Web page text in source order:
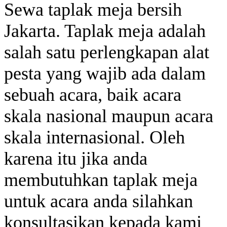
Sewa taplak meja bersih
Jakarta. Taplak meja adalah
salah satu perlengkapan alat
pesta yang wajib ada dalam
sebuah acara, baik acara
skala nasional maupun acara
skala internasional. Oleh
karena itu jika anda
membutuhkan taplak meja
untuk acara anda silahkan
konsultasikan kepada kami